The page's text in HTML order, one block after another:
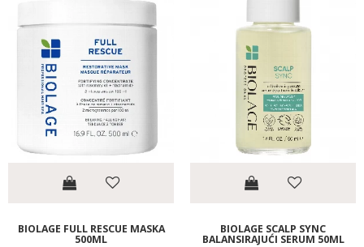
BIOLAGE FULL RESCUE MASKA
500ML
BIOLAGE SCALP SYNC
BALANSIRAJUĆI SERUM 50ML